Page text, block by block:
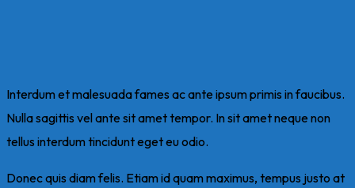
Interdum et malesuada fames ac ante ipsum primis in faucibus.
Nulla sagittis vel ante sit amet tempor. In sit amet neque non
tellus interdum tincidunt eget eu odio.
Donec quis diam felis. Etiam id quam maximus, tempus justo at